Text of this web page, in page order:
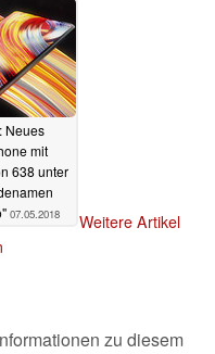
Neues
mit
638 unter
07.05.2018
Weitere Artikel
zu diesem